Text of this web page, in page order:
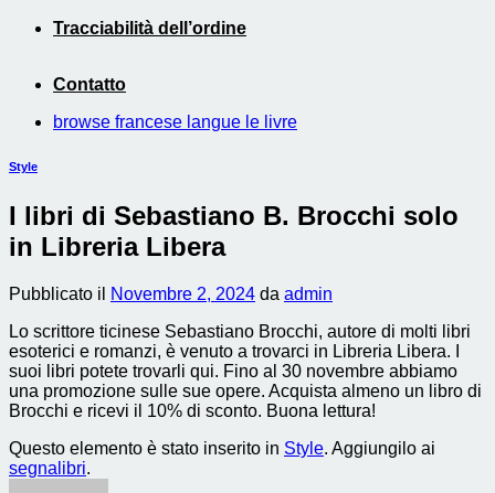
Tracciabilità dell’ordine
Contatto
browse francese langue le livre
Style
I libri di Sebastiano B. Brocchi solo
in Libreria Libera
Pubblicato il Novembre 2, 2024 da admin
Lo scrittore ticinese Sebastiano Brocchi, autore di molti libri
esoterici e romanzi, è venuto a trovarci in Libreria Libera. I
suoi libri potete trovarli qui. Fino al 30 novembre abbiamo
una promozione sulle sue opere. Acquista almeno un libro di
Brocchi e ricevi il 10% di sconto. Buona lettura!
Questo elemento è stato inserito in Style. Aggiungilo ai
segnalibri.